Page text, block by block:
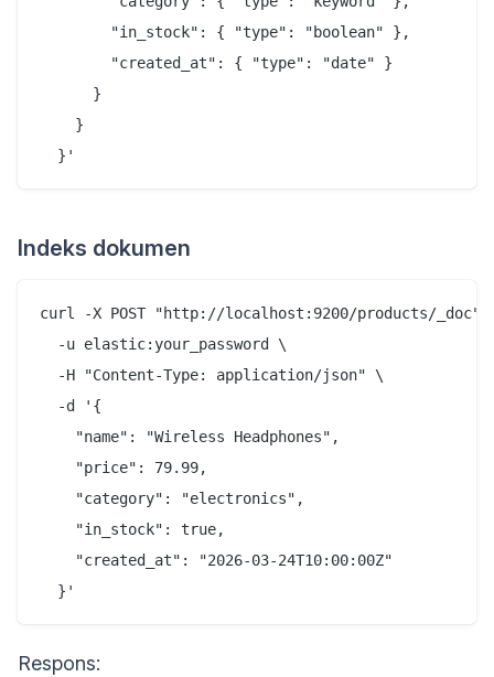
        "in_stock": { "type": "boolean" },
        "created_at": { "type": "date" }
      }
    }
Indeks dokumen
curl -X POST "http://localhost:9200/products/_doc"
  -u elastic:your_password \
  -H "Content-Type: application/json" \
  -d '{
    "name": "Wireless Headphones",
    "price": 79.99,
    "category": "electronics",
    "in_stock": true,
    "created_at": "2026-03-24T10:00:00Z"
Respons: